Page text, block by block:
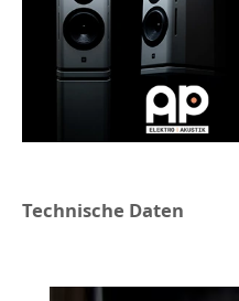
Technische Daten